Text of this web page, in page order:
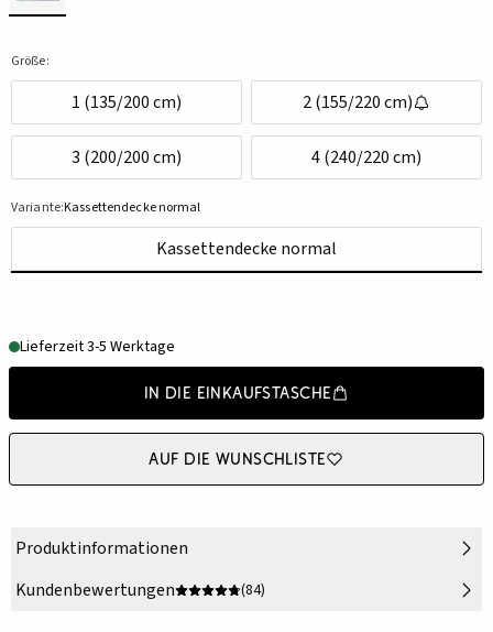
Größe:
1 (135/200 cm) 2 (155/220 cm)
3 (200/200 cm) 4 (240/220 cm)
Variante:Kassettendecke normal
Kassettendecke normal
Lieferzeit 3-5 Werktage
In die Einkaufstasche
Auf die Wunschliste
Produktinformationen
Kundenbewertungen
(84)